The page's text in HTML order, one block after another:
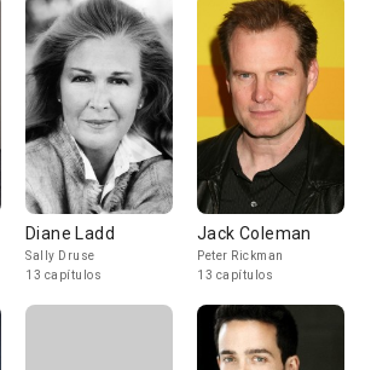
Diane Ladd
Sally Druse
13 capítulos
Jack Coleman
Peter Rickman
13 capítulos